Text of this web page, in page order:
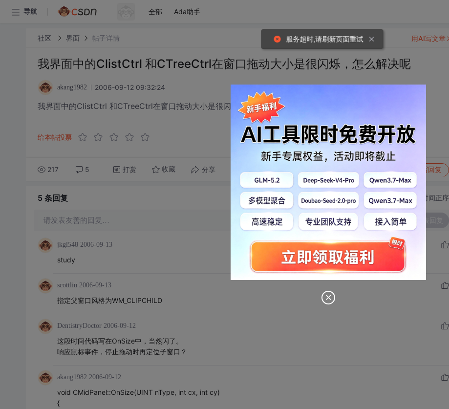
导航 全部 Ada助手
社区 界面 帖子详情
我界面中的ClistCtrl 和CTreeCtrl在窗口拖动大小是很闪烁，怎么解决呢
akang1982 2006-09-12 09:32:24
我界面中的ClistCtrl 和CTreeCtrl在窗口拖动大小是很闪烁，怎么解决呢
给本帖投票
217 5 打赏 收藏 分享 转发到动态 写回复
用AI写文章
5 条回复 切换为时间正序
请发表友善的回复…
jkgl548 2006-09-13
study
scottliu 2006-09-13
指定父窗口风格为WM_CLIPCHILD
DentistryDoctor 2006-09-12
这段时间代码写在OnSize中，当然闪了。
响应鼠标事件，停止拖动时再定位子窗口？
akang1982 2006-09-12
void CMidPanel::OnSize(UINT nType, int cx, int cy)
{
服务超时,请刷新页面重试